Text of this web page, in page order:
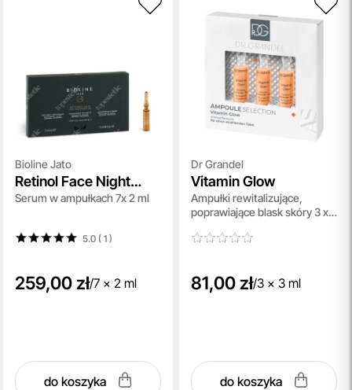
Bioline Jato
Retinol Face Night
Concentrate
Serum w ampułkach 7x 2 ml
5.0 ( 1)
259,00 zł/7 x 2 ml
do koszyka
Dr Grandel
Vitamin Glow
Ampułki rewitalizujące,
poprawiające blask skóry 3 x 3
81,00 zł/3 x 3 ml
do koszyka